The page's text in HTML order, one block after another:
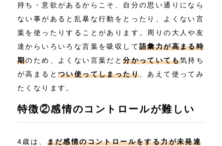
持ち・意欲があるからこそ、自分の思い通りになら
ない事があると乱暴な行動をとったり、よくない言
葉を使ったりすることがあります。周りの大人や友
達からいろいろな言葉を吸収して語彙力が高まる時
期のため、よくない言葉だと分かっていても気持ち
が高まると つい使ってしまったり 、あえて使ってみ
たくなります。
特徴②感情のコントロールが難しい
4歳は、 まだ感情のコントロールをする力が未発達